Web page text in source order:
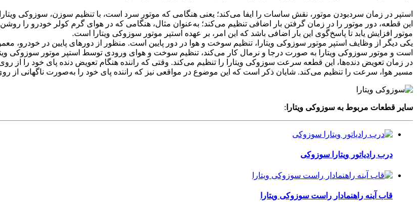
استپر در زمان سردبودن موتور، نقش ساسات را ایفا می‌کند؛ یعنی هنگامی ‌که موتور سرد است، با تنظیم سوزن، سوزوکی
این قطعه، دور موتور را در زمان گرفتن بار اضافی تنظیم می‌کند؛ به‌عنوان مثال، هنگامی‌ که در هوای گرم کولر خودرو را روشن
موتور افزایش یابد تا پاسخ‌گوی این بار اضافی باشد که این امر، بر عهده استپر موتور سوزوکی ویتارا است.
است و موتور سوزوکی ویتارا به‌ صورت درجا و نرمال کار می‌کند، تنظیم سوخت و هوای ورودی توسط استپر موتور سوزوکی
در زمان تعویض دنده‌ها، این قطعه سرعت سوزوکی ویتارا را تنظیم می‌کند. وقتی که راننده هنگام تعویض دنده پای خود را از
مسیر هوا، سرعت را تنظیم می‌کند. شایان ذکر است که این موضوع در مواقعی نیز که راننده پای خود را به‌صورت ناگهانی از
سایر قطعات مربوط به سوزوکی ویتارا :
درب رادیاتور ویتارا سوزوکی
قاب آینه راهنمادار راست سوزوکی ویتارا